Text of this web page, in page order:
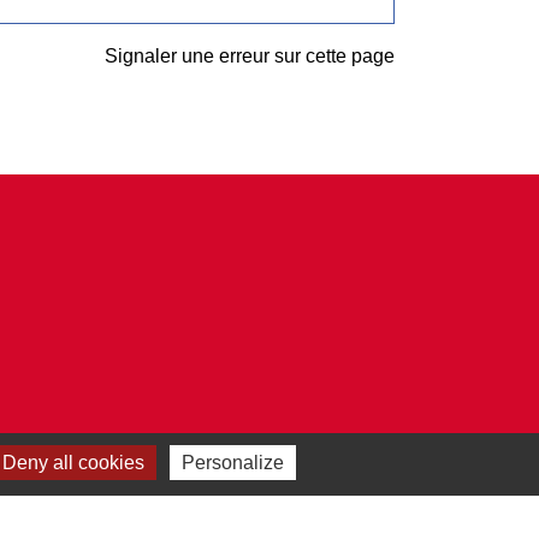
Signaler une erreur sur cette page
all cookies Personalize